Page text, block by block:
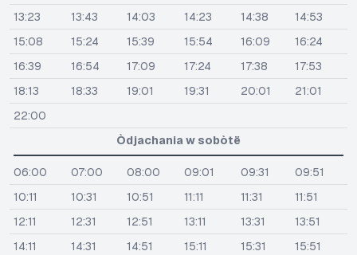
13:23
13:43 14:03 14:23 14:38
14:53
15:08
15:24 15:39 15:54 16:09
16:24
16:39
16:54 17:09 17:24 17:38
17:53
18:13
18:33 19:01 19:31 20:01
21:01
22:00
Òdjachania w sobòtë
06:00 07:00 08:00 09:01 09:31
09:51
10:11
10:31 10:51 11:11 11:31
11:51
12:11
12:31 12:51 13:11 13:31
13:51
14:11
14:31 14:51 15:11 15:31
15:51